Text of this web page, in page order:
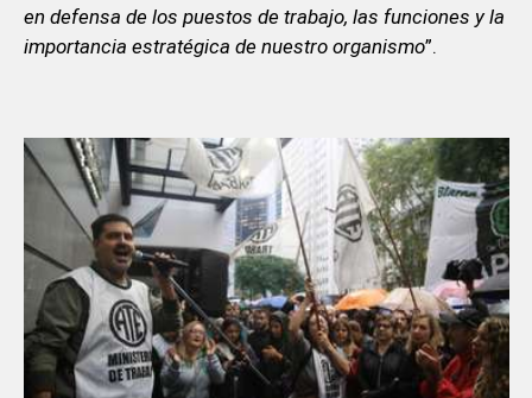
en defensa de los puestos de trabajo, las funciones y la
importancia estratégica de nuestro organismo”.